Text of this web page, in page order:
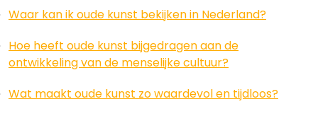
Waar kan ik oude kunst bekijken in Nederland?
Hoe heeft oude kunst bijgedragen aan de
ontwikkeling van de menselijke cultuur?
Wat maakt oude kunst zo waardevol en tijdloos?